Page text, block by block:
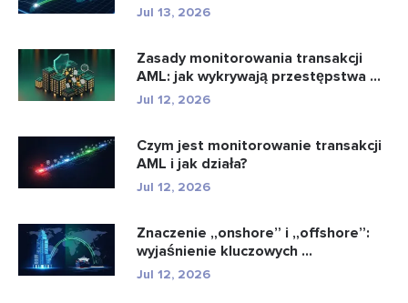
Jul 13, 2026
Zasady monitorowania transakcji
AML: jak wykrywają przestępstwa ...
Jul 12, 2026
Czym jest monitorowanie transakcji
AML i jak działa?
Jul 12, 2026
Znaczenie „onshore” i „offshore”:
wyjaśnienie kluczowych ...
Jul 12, 2026